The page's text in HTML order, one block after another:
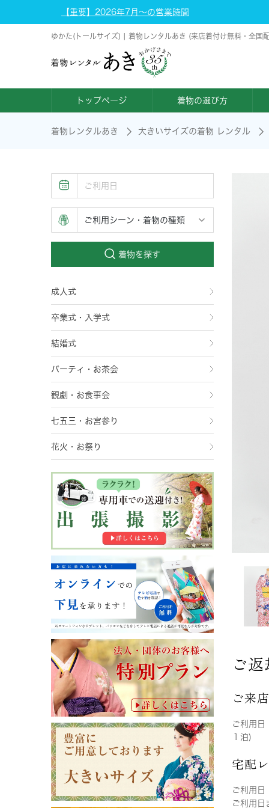
【重要】2026年7月～の営業時間
ゆかた(トールサイズ) | 着物レンタルあき (来店着付け無料・全国
トップページ 着物の選び方
着物レンタルあき 大きいサイズの着物 レンタル
着物を探す
成人式
卒業式・入学式
結婚式
パーティ・お茶会
観劇・お食事会
七五三・お宮参り
花火・お祭り
ご
ご来
ご利用日
１泊)
宅配
ご利用日
ご利用日